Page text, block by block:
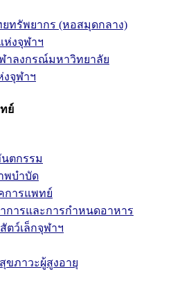
ทรัพยากร (หอสมุดกลาง)
งจุฬาฯ
าลงกรณ์มหาวิทยาลัย
จุฬาฯ
ย์
ตกรรม
พบำบัด
การแพทย์
การและการกำหนดอาหาร
ตว์เล็กจุฬาฯ
ขภาวะผู้สูงอายุ